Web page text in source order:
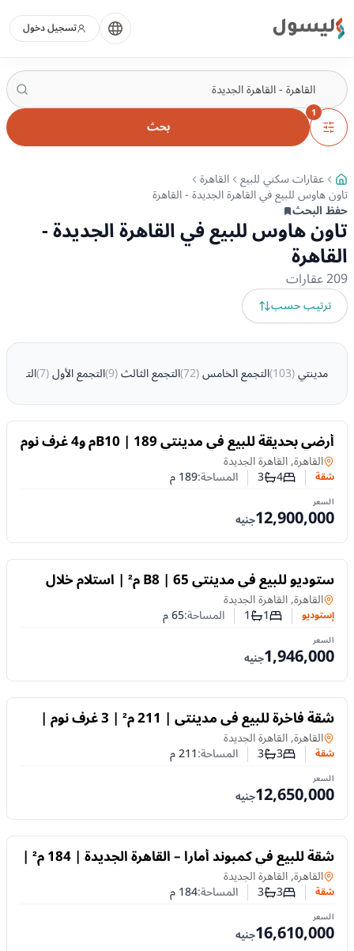
ليسول تسجيل دخول
1
بحث
عقارات سكني للبيع القاهرة
تاون هاوس للبيع في القاهرة الجديدة - القاهرة
حفظ البحث
تاون هاوس للبيع في القاهرة الجديدة -
القاهرة
209عقارات
ترتيب حسب
مدينتي(
103
)التجمع الخامس(
72
)التجمع الثالث(
9
)التجمع الأول(
7
)
للبيع أرضي بحديقة للبيع في مدينتي B10 | 189م و4 غرف نوم
بتشطيب خاص
في
القاهرة, القاهرة الجديدة
شقة عدد غرف النوم
4عدد الحمامات
3 المساحة:189م
السعر
12,900,000جنيه
للبيع ستوديو للبيع في مدينتي B8 | 65 م² | استلام خلال
شهرين | تقسيط حتى 8 سنوات
إستوديوفي
القاهرة, القاهرة الجديدة
إستوديو عدد غرف النوم
1عدد الحمامات
1 المساحة:65م
السعر
1,946,000جنيه
للبيع شقة فاخرة للبيع في مدينتي | 211 م² | 3 غرف نوم |
تشطيب سوبر لوكس
شقةفي
القاهرة, القاهرة الجديدة
شقة عدد غرف النوم
3عدد الحمامات
3 المساحة:211م
السعر
12,650,000جنيه
للبيع شقة للبيع في كمبوند أمارا – القاهرة الجديدة | 184 م² |
3 غرف نوم | تشطيب كامل | تقسيط حتى 10 سنواتشقةفي
القاهرة, القاهرة الجديدة
شقة عدد غرف النوم
3عدد الحمامات
3 المساحة:184م
السعر
16,610,000جنيه